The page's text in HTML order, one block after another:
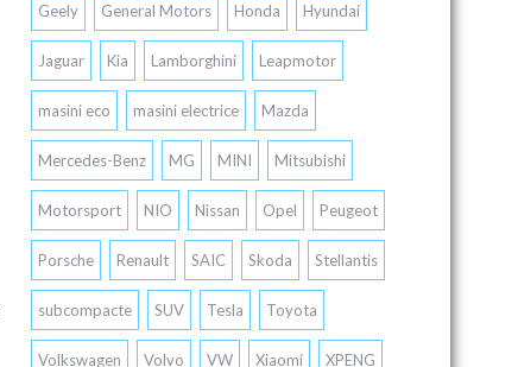
Geely General Motors Honda Hyundai
Jaguar Kia Lamborghini Leapmotor
masini eco masini electrice Mazda
Mercedes-Benz MG MINI Mitsubishi
Motorsport NIO Nissan Opel Peugeot
Porsche Renault SAIC Skoda Stellantis
subcompacte SUV Tesla Toyota
Volkswagen Volvo VW Xiaomi XPENG